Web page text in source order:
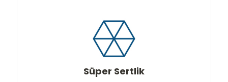
Süper Sertlik